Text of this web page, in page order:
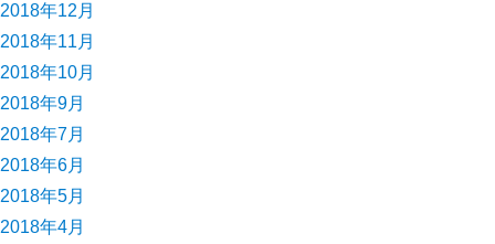
2018年12月
2018年11月
2018年10月
2018年9月
2018年7月
2018年6月
2018年5月
2018年4月